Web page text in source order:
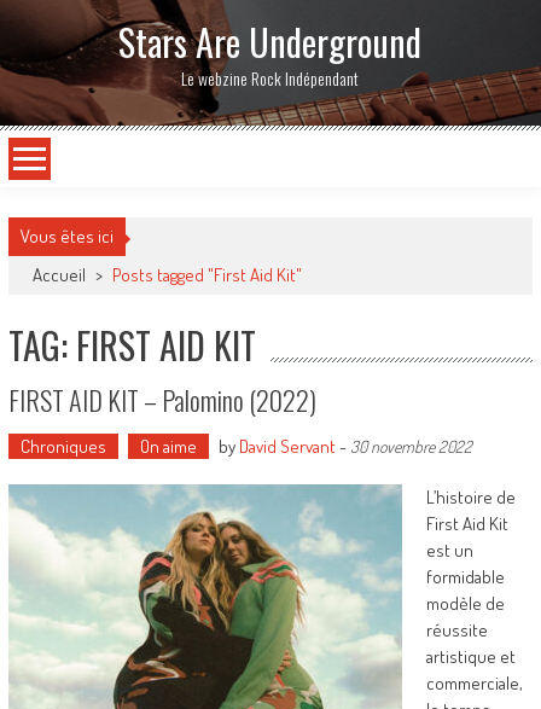
Stars Are Underground
Le webzine Rock Indépendant
Vous êtes ici
Accueil > Posts tagged "First Aid Kit"
TAG: FIRST AID KIT
FIRST AID KIT – Palomino (2022)
Chroniques On aime by David Servant- 30 novembre 2022
L’histoire de
First Aid Kit
est un
formidable
modèle de
réussite
artistique et
commerciale,